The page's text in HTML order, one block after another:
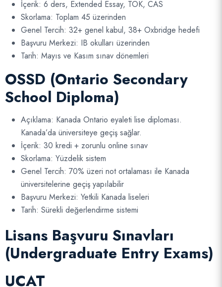
İçerik: 6 ders, Extended Essay, TOK, CAS
Skorlama: Toplam 45 üzerinden
Genel Tercih: 32+ genel kabul, 38+ Oxbridge hedefi
Başvuru Merkezi: IB okulları üzerinden
Tarih: Mayıs ve Kasım sınav dönemleri
OSSD (Ontario Secondary
School Diploma)
Açıklama: Kanada Ontario eyaleti lise diploması.
Kanada’da üniversiteye geçiş sağlar.
İçerik: 30 kredi + zorunlu online sınav
Skorlama: Yüzdelik sistem
Genel Tercih: 70% üzeri not ortalaması ile Kanada
üniversitelerine geçiş yapılabilir
Başvuru Merkezi: Yetkili Kanada liseleri
Tarih: Sürekli değerlendirme sistemi
Lisans Başvuru Sınavları
(Undergraduate Entry Exams)
UCAT